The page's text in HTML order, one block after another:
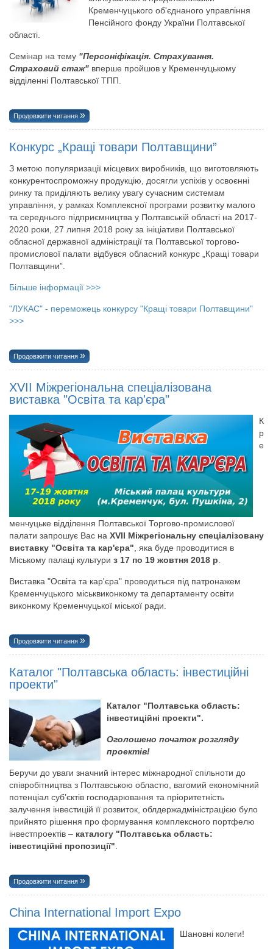
Кременчуцького об'єднаного управління
Пенсійного фонду України Полтавської
області.
Семінар на тему "Персоніфікація. Страхування.
Страховий стаж" вперше пройшов у Кременчуцькому
відділенні Полтавської ТПП.
Продовжити читання
Конкурс „Кращі товари Полтавщини”
З метою популяризації місцевих виробників, що виготовляють
конкурентоспроможну продукцію, досягли успіхів у освоєнні
ринку та приділяють велику увагу сучасним системам
управління, у рамках Комплексної програми розвитку малого
та середнього підприємництва у Полтавській області на 2017-
2020 роки, 27 липня 2018 року за ініціативи Полтавської
обласної державної адміністрації та Полтавської торгово-
промислової палати відбувся обласний конкурс „Кращі товари
Полтавщини”.
Більше інформації >>>
"ЛУКАС" - переможець конкурсу "Кращі товари Полтавщини"
>>>
Продовжити читання
ХVІІ Міжрегіональна спеціалізована
виставка "Освіта та кар'єра"
К
р
е
менчуцьке відділення Полтавської Торгово-промислової
палати запрошує Вас на ХVІІ Міжрегіональну спеціалізовану
виставку "Освіта та кар'єра" , яка буде проводитися в
Міському палаці культури з 17 по 19 жовтня 2018 р
Виставка "Освіта та кар'єра" проводиться під патронажем
Кременчуцького міськвиконкому та департаменту освіти
виконкому Кременчуцької міської ради.
Продовжити читання
Каталог "Полтавська область: інвестиційні
проекти"
Каталог "Полтавська область:
інвестиційні проекти".
Оголошено початок розгляду
проектів!
Беручи до уваги значний інтерес міжнародної спільноти до
співробітництва з Полтавською областю, вагомий економічний
потенціал суб’єктів господарювання та пріоритетність
залучення інвестицій її розвиток, облдержадміністрацією було
прийнято рішення про формування комплексного портфелю
інвестпроектів – каталогу "Полтавська область:
інвестиційні пропозиції"
Продовжити читання
China International Import Expo
Шановні колеги!